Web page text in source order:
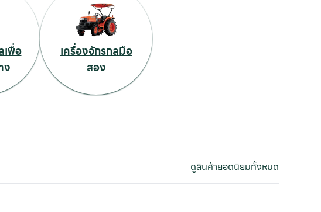
เพื่อ
ง
เครื่องจักรกลมือ
สอง
ดูสินค้ายอดนิยมทั้งหมด